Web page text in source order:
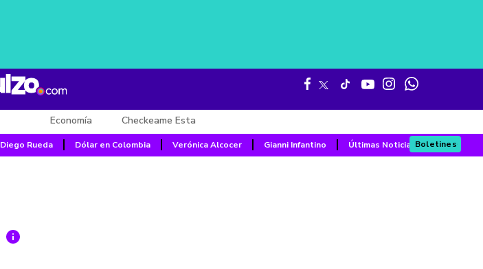
Economía Checkeame Esta
Diego Rueda Dólar en Colombia Verónica Alcocer Gianni Infantino Últimas NoticiasBoletines